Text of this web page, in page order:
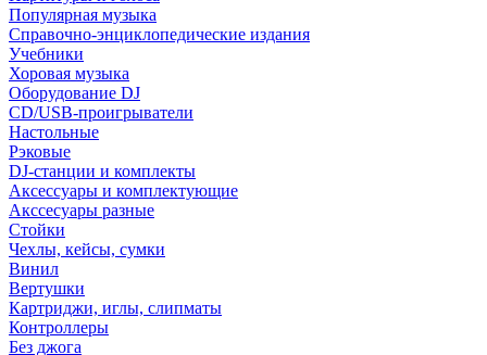
Популярная музыка
Справочно-энциклопедические издания
Учебники
Хоровая музыка
Оборудование DJ
CD/USB-проигрыватели
Настольные
Рэковые
DJ-станции и комплекты
Аксессуары и комплектующие
Акссесуары разные
Стойки
Чехлы, кейсы, сумки
Винил
Вертушки
Картриджи, иглы, слипматы
Контроллеры
Без джога